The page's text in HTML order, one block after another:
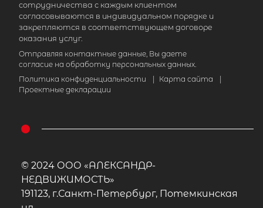
сотрудничества с каждым клиентом
согласовываются в индивидуальном порядке и
закрепляются в соответствующем договоре
оказания услуг.
Отправляя контактные данные, Вы даете
согласие на обработку персональных данных.
Политика конфиденциальности
| Карта сайта
|
Проектные декларации
© 2024 ООО «АЛЕКСАНДР-
НЕДВИЖИМОСТЬ»
191123, г.Санкт-Петербург, Потемкинская